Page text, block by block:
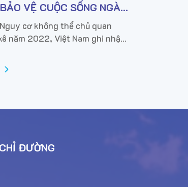
VỆ CUỘC SỐNG NGÀY
cơ không thể chủ quan
năm 2022, Việt Nam ghi nhận
vong do ung thư. Đáng lo ngại,
CHỈ ĐƯỜNG